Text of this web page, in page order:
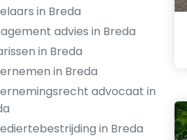
in Breda
advies in Breda
in Breda
in Breda
advocaat in
in Breda